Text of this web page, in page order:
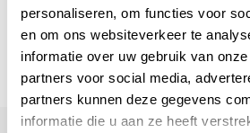
personaliseren, om functies voor
en om ons websiteverkeer te
informatie over uw gebruik van
partners voor social media,
partners kunnen deze gegevens
informatie die u aan ze heeft
Pagina 1 van 1
180.000+ Klanten | 5.000+ Reviews |